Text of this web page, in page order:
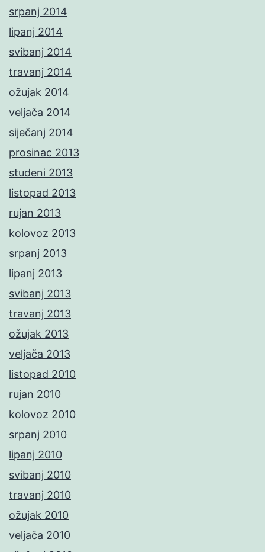
srpanj 2014
lipanj 2014
svibanj 2014
travanj 2014
ožujak 2014
veljača 2014
siječanj 2014
prosinac 2013
studeni 2013
listopad 2013
rujan 2013
kolovoz 2013
srpanj 2013
lipanj 2013
svibanj 2013
travanj 2013
ožujak 2013
veljača 2013
listopad 2010
rujan 2010
kolovoz 2010
srpanj 2010
lipanj 2010
svibanj 2010
travanj 2010
ožujak 2010
veljača 2010